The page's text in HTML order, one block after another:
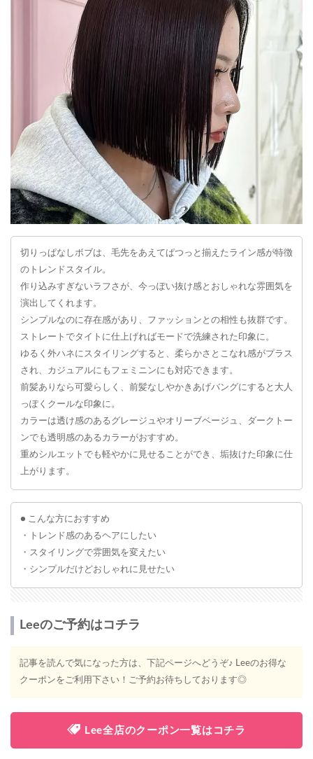
切りっぱなしボブは、毛先をあえてぱつっと揃えたライン感が特徴
のトレンドスタイル。
作り込みすぎないラフさが、今っぽい抜け感とおしゃれな雰囲気を
演出してくれます。
シンプルなのに存在感があり、ファッションとの相性も抜群です。
ストレートでタイトに仕上げればモードで洗練された印象に。
ゆるく外ハネにスタイリングすると、柔らかさとこなれ感がプラス
され、カジュアルにもフェミニンにも対応できます。
前髪ありなら可愛らしく、前髪なしやかきあげバングにすると大人
っぽくクールな印象に。
カラーは透け感のあるグレージュやオリーブベージュ、ダークトー
ンでも透明感のあるカラーがおすすめ。
重めシルエットでも軽やかに見せることができ、垢抜けた印象に仕
上がります。
● こんな方におすすめ
・トレンド感のあるヘアにしたい
・スタイリングで雰囲気を変えたい
・シンプルだけどおしゃれに見せたい
Leeのご予約はコチラ
記事を読んで気になった方は、下記ページへどうぞ♪ Leeのお得な
クーポンをご利用下さい！ご予約お待ちしております◎
Lee全店のクーポン一覧はコチラ